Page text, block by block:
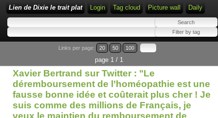
Lien de Dixie le trait plat Login Tag cloud Picture wall Daily
Links per page: 20 50 100
page 1 / 1
Xavier Bertrand sur Twitter : "Le
déremboursement de l’homéopathie est une
fausse bonne idée et coûterait plus cher ! Je
suis comme des millions de Français, je
veux le maintien du remboursement de